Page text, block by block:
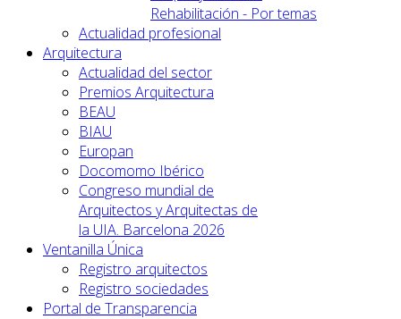
Rehabilitación - Por temas
Actualidad profesional
Arquitectura
Actualidad del sector
Premios Arquitectura
BEAU
BIAU
Europan
Docomomo Ibérico
Congreso mundial de
Arquitectos y Arquitectas de
la UIA. Barcelona 2026
Ventanilla Única
Registro arquitectos
Registro sociedades
Portal de Transparencia